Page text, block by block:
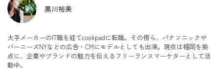
黒川裕美
大手メーカーのIT職を経てcookpadに転職。その傍ら、パナソニックや
バーニーズNYなどの広告・CMにモデルとしても出演。現在は福岡を拠
点に、企業やブランドの魅力を伝えるフリーランスマーケターとして活
動中。